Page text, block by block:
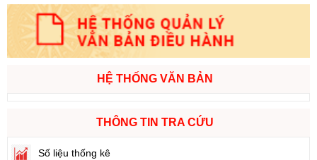
HỆ THỐNG VĂN BẢN
THÔNG TIN TRA CỨU
Số liệu thống kê